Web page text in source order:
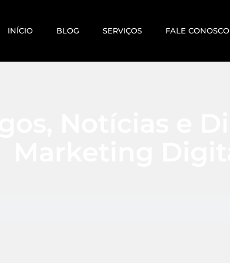
INÍCIO BLOG SERVIÇOS FALE CONOSCO